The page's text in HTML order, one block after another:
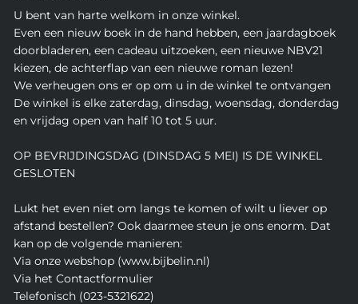
U bent van harte welkom in onze winkel.
Even een nieuw boek in de hand hebben, een jaardagboek
doorbladeren, een cadeau uitzoeken, een nieuwe NBV21
kiezen, de achterflap van een nieuwe roman lezen!
We verheugen ons er op om u in de winkel te ontvangen
De winkel is elke zaterdag, dinsdag, woensdag, donderdag
en vrijdag open van half 10 tot 5 uur.
OP BEVRIJDINGSDAG (DINSDAG 5 MEI) IS DE WINKEL
GESLOTEN
Lukt het even niet om langs te komen of wilt u liever op
afstand bestellen? Ook daarmee steun je ons enorm. Dat
kan op de volgende manieren:
Via onze webshop (www.bijbelin.nl)
Via het Contactformulier
Telefonisch (023-5321622)